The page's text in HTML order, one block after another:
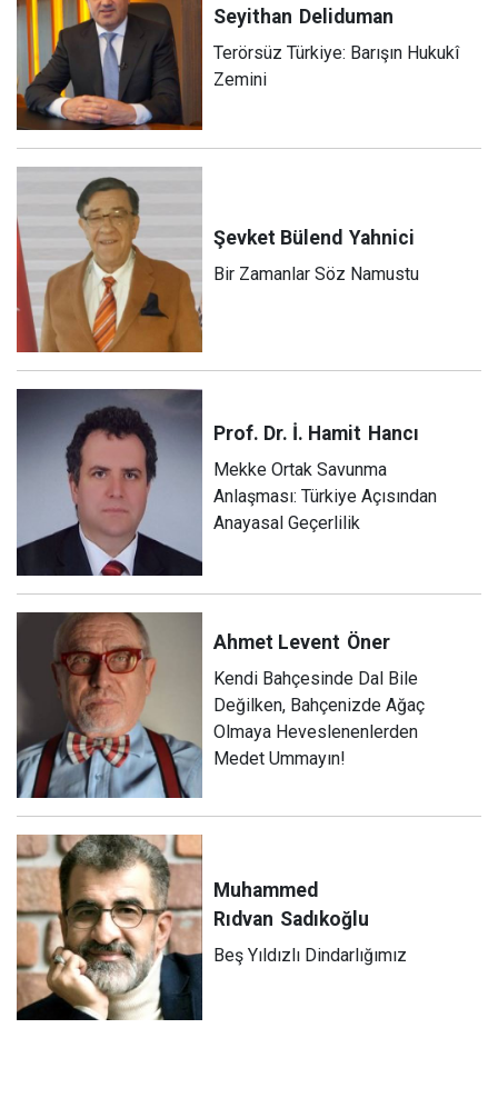
Seyithan Deliduman
Terörsüz Türkiye: Barışın Hukukî
Zemini
Şevket Bülend Yahnici
Bir Zamanlar Söz Namustu
Prof. Dr. İ. Hamit Hancı
Mekke Ortak Savunma
Anlaşması: Türkiye Açısından
Anayasal Geçerlilik
Ahmet Levent Öner
Kendi Bahçesinde Dal Bile
Değilken, Bahçenizde Ağaç
Olmaya Heveslenenlerden
Medet Ummayın!
Muhammed
Rıdvan Sadıkoğlu
Beş Yıldızlı Dindarlığımız